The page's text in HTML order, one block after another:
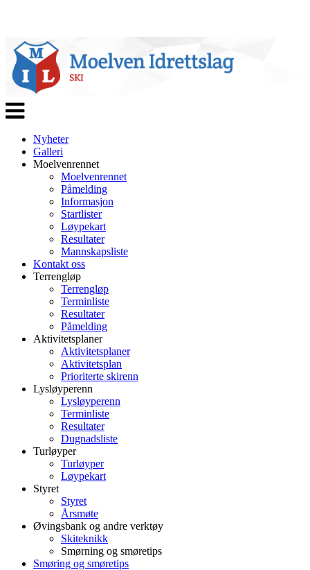
Veksle
navigasjon
Nyheter
Galleri
Moelvenrennet
Moelvenrennet
Påmelding
Informasjon
Startlister
Løypekart
Resultater
Mannskapsliste
Kontakt oss
Terrengløp
Terrengløp
Terminliste
Resultater
Påmelding
Aktivitetsplaner
Aktivitetsplaner
Aktivitetsplan
Prioriterte skirenn
Lysløyperenn
Lysløyperenn
Terminliste
Resultater
Dugnadsliste
Turløyper
Turløyper
Løypekart
Styret
Styret
Årsmøte
Øvingsbank og andre verktøy
Skiteknikk
Smørning og smøretips
Smøring og smøretips